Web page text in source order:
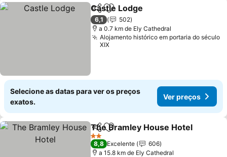
PartilharAdicionar aos favoritos
Castle Lodge
6,1
502
a 0.7 km de Ely Cathedral
Alojamento histórico em portaria do século
XIX
Selecione as datas para ver os preços
exatos.
Ver preços
PartilharAdicionar aos favoritos
The Bramley House Hotel
2 Estrelas
8,8 Excelente
606
a 15.8 km de Ely Cathedral